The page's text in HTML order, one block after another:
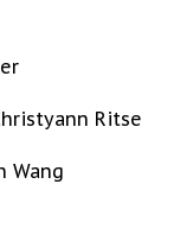
Ritse
Wang